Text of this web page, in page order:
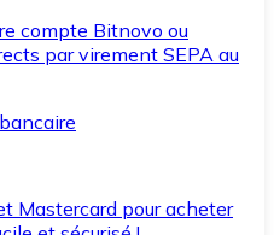
compte Bitnovo ou
par virement SEPA au
Mastercard pour acheter